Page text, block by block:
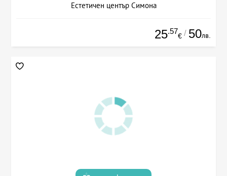
Естетичен център Симона
25.57
€ / 50лв.